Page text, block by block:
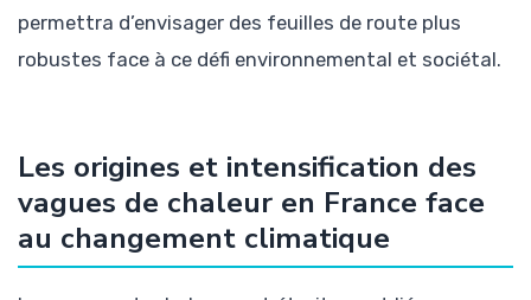
permettra d’envisager des feuilles de route plus
robustes face à ce défi environnemental et sociétal.
Les origines et intensification des
vagues de chaleur en France face
au changement climatique